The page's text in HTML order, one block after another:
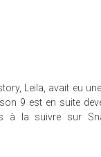
Leila, avait eu
9 est en suite
à la suivre sur